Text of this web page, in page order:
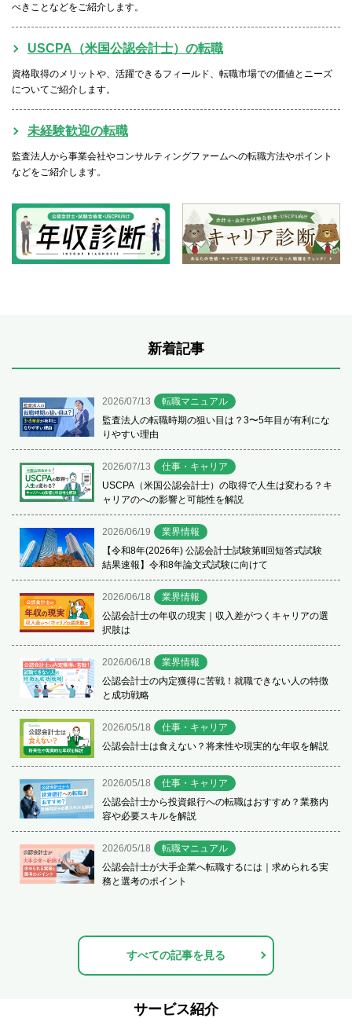
べきことなどをご紹介します。
USCPA（米国公認会計士）の転職
資格取得のメリットや、活躍できるフィールド、転職市場での価値とニーズ
についてご紹介します。
未経験歓迎の転職
監査法人から事業会社やコンサルティングファームへの転職方法やポイント
などをご紹介します。
新着記事
2026/07/13
転職マニュアル
監査法人の転職時期の狙い目は？3〜5年目が有利にな
りやすい理由
2026/07/13
仕事・キャリア
USCPA（米国公認会計士）の取得で人生は変わる？キ
ャリアのへの影響と可能性を解説
2026/06/19
業界情報
【令和8年(2026年) 公認会計士試験第Ⅱ回短答式試験
結果速報】令和8年論文式試験に向けて
2026/06/18
業界情報
公認会計士の年収の現実｜収入差がつくキャリアの選
択肢は
2026/06/18
業界情報
公認会計士の内定獲得に苦戦！就職できない人の特徴
と成功戦略
2026/05/18
仕事・キャリア
公認会計士は食えない？将来性や現実的な年収を解説
2026/05/18
仕事・キャリア
公認会計士から投資銀行への転職はおすすめ？業務内
容や必要スキルを解説
2026/05/18
転職マニュアル
公認会計士が大手企業へ転職するには｜求められる実
務と選考のポイント
すべての記事を見る
サービス紹介